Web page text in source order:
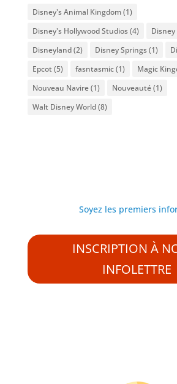
Disney's Animal Kingdom(1)
Disney's Hollywood Studios(4)
Disneyland(2) Disney Springs(1)
Epcot (5) fasntasmic(1) Magic
Nouveau Navire(1) Nouveauté(1)
Walt Disney World(8)
Soyez les premiers
INSCRIPTION À
INFOLETTRE